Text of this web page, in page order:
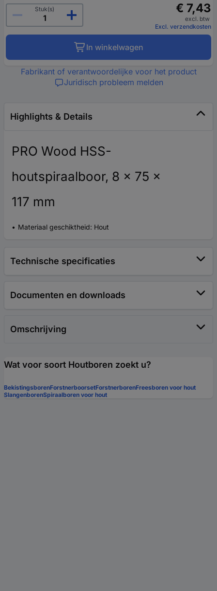
Stuk(s)
€ 7,43
excl. btw
Excl. verzendkosten
In winkelwagen
Fabrikant of verantwoordelijke voor het product
Juridisch probleem melden
Highlights & Details
PRO Wood HSS-
houtspiraalboor, 8 x 75 x
117 mm
Materiaal geschiktheid: Hout
Technische specificaties
Documenten en downloads
Omschrijving
Wat voor soort Houtboren zoekt u?
BekistingsborenForstnerboorsetForstnerborenFreesboren voor hout
SlangenborenSpiraalboren voor hout